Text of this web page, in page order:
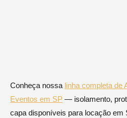
Conheça nossa linha completa de
Eventos em SP — isolamento,
capa disponíveis para locação em